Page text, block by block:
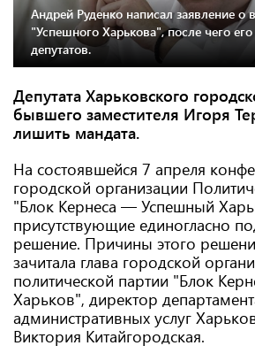
Андрей Руденко написал заявление о
"Успешного Харькова", после чего
депутатов.
Депутата Харьковского
бывшего заместителя Игоря
лишить мандата.
На состоявшейся 7 апреля
городской организации
"Блок Кернеса — Успешный
присутствующие единогласно
решение. Причины этого
зачитала глава городской
политической партии "Блок
Харьков", директор
административных услуг
Виктория Китайгородская.